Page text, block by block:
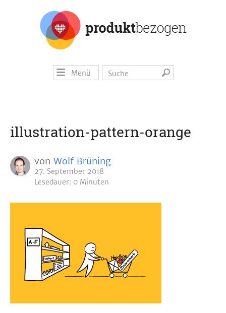
Menü
illustration-pattern-orange
von Wolf Brüning
27. September 2018
Lesedauer: 0 Minuten